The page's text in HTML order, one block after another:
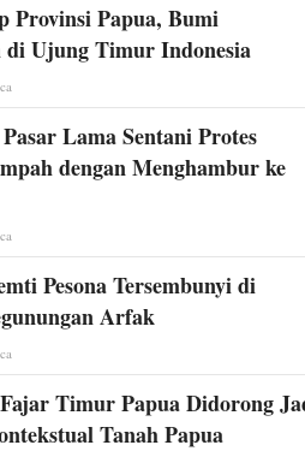
Provinsi Papua, Bumi
di Ujung Timur Indonesia
Lama Sentani Protes
dengan Menghambur ke
Pesona Tersembunyi di
Arfak
Timur Papua Didorong
Tanah Papua